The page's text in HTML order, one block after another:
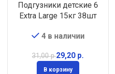
Подгузники детские 6
Extra Large 15кг 38шт
4 в наличии
31,00р.29,20 р.
В корзину